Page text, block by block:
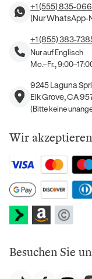
+1 (555) 835-
(Nur
+1 (855) 383-
Nur auf Englisch
Mo.–Fr.,
9245 Laguna
Elk Grove, CA
(Bitte keine
Wir akzeptieren
Besuchen Sie